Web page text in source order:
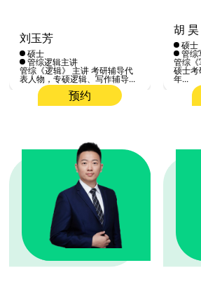
刘玉芳
硕士
管综逻辑主讲
管综《逻辑》 主讲 考研辅导代
表人物，专硕逻辑、写作辅导...
预约
胡 昊
硕士
管综
管综
硕士
年...